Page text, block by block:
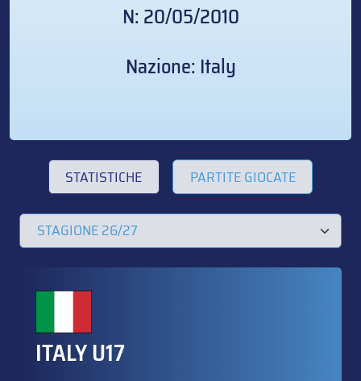
N: 20/05/2010
Nazione: Italy
STATISTICHE PARTITE GIOCATE
ITALY U17